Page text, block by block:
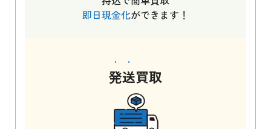
即日現金化ができます！
発送買取